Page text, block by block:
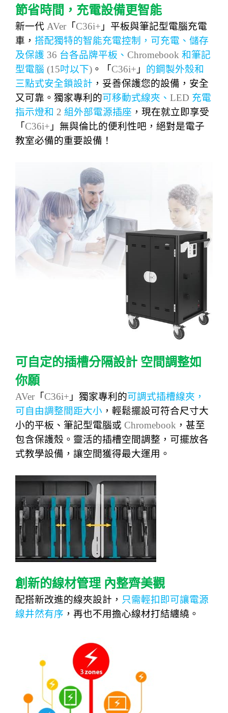
節省時間，充電設備更智能
新一代 AVer 「 C36i+ 」平板與筆記型電腦充電
車， 搭配獨特的智能充電控制，可充電、儲存
及保護 36 台各品牌平板、 Chromebook 和筆記
型電腦 (15吋以下) 。「 C36i+ 」 的鋼製外殼和
三點式安全鎖設計 ，妥善保護您的設備，安全
又可靠。獨家專利的可移動式線夾、 LED 充電
指示燈和 2 組外部電源插座 ，現在就立即享受
「 C36i+ 」無與倫比的便利性吧，絕對是電子
教室必備的重要設備！
可自定的插槽分隔設計 空間調整如
你願
AVer 「 C36i+ 」獨家專利的可調式插槽線夾，
可自由調整間距大小 ，輕鬆擺設可符合尺寸大
小的平板、筆記型電腦或 Chromebook ，甚至
包含保護殼。靈活的插槽空間調整，可擺放各
式教學設備，讓空間獲得最大運用。
創新的線材管理 內整齊美觀
配搭新改進的線夾設計， 只需輕扣即可讓電源
線井然有序 ，再也不用擔心線材打結纏繞。